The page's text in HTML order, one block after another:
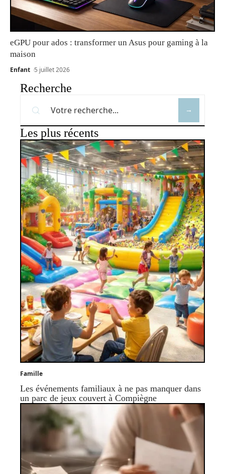
eGPU pour ados : transformer un Asus pour gaming à la
maison
Enfant 5 juillet 2026
Recherche
Les plus récents
Famille
Les événements familiaux à ne pas manquer dans
un parc de jeux couvert à Compiègne